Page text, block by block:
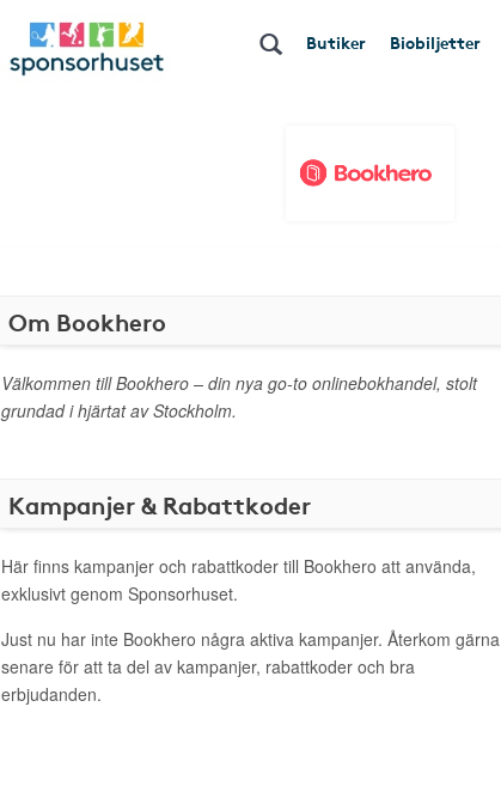
Butiker Biobiljetter
Om Bookhero
Välkommen till Bookhero – din nya go-to onlinebokhandel, stolt
grundad i hjärtat av Stockholm.
Kampanjer & Rabattkoder
Här finns kampanjer och rabattkoder till Bookhero att använda,
exklusivt genom Sponsorhuset.
Just nu har inte Bookhero några aktiva kampanjer. Återkom gärna
senare för att ta del av kampanjer, rabattkoder och bra
erbjudanden.